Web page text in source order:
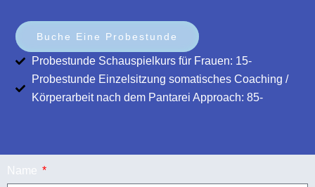
Buche Eine Probestunde
Probestunde Schauspielkurs für Frauen: 15-
Probestunde Einzelsitzung somatisches Coaching /
Körperarbeit nach dem Pantarei Approach: 85-
Name